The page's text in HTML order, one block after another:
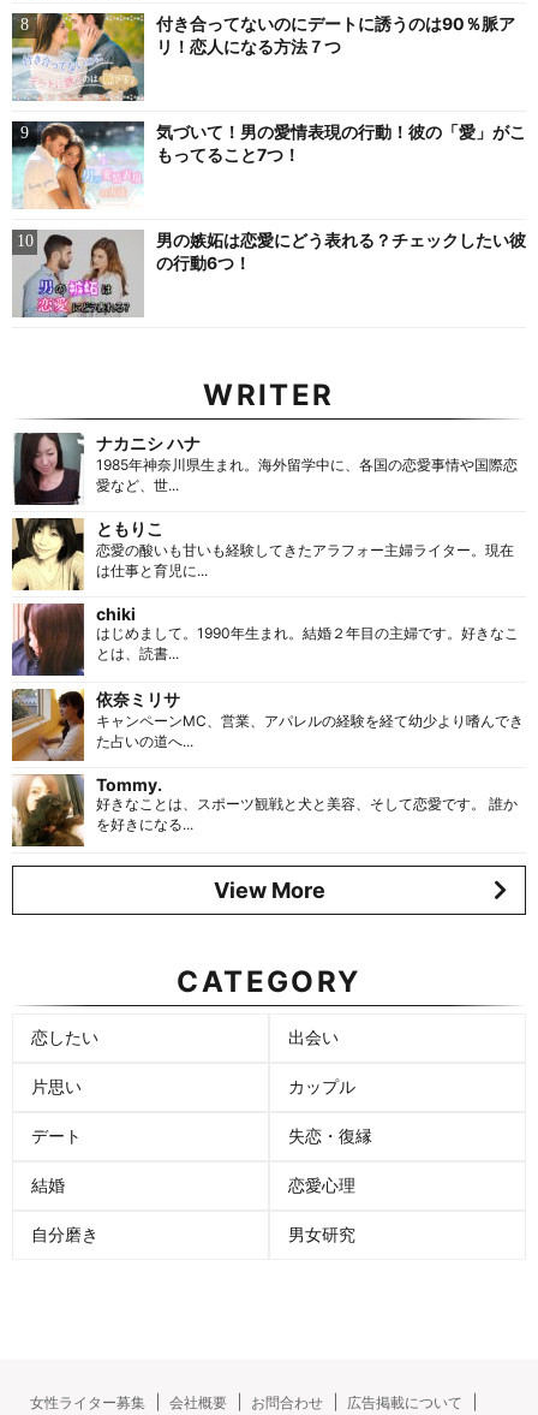
付き合ってないのにデートに誘うのは90％脈ア
リ！恋人になる方法７つ
気づいて！男の愛情表現の行動！彼の「愛」がこ
もってること7つ！
男の嫉妬は恋愛にどう表れる？チェックしたい彼
の行動6つ！
WRITER
ナカニシ ハナ
1985年神奈川県生まれ。海外留学中に、各国の恋愛事情や国際恋
愛など、世...
ともりこ
恋愛の酸いも甘いも経験してきたアラフォー主婦ライター。現在
は仕事と育児に...
chiki
はじめまして。1990年生まれ。結婚２年目の主婦です。好きなこ
とは、読書...
依奈ミリサ
キャンペーンMC、営業、アパレルの経験を経て幼少より嗜んでき
た占いの道へ...
Tommy.
好きなことは、スポーツ観戦と犬と美容、そして恋愛です。 誰か
を好きになる...
View More
CATEGORY
恋したい 出会い
片思い カップル
デート 失恋・復縁
結婚 恋愛心理
自分磨き 男女研究
女性ライター募集 会社概要 お問合わせ 広告掲載について